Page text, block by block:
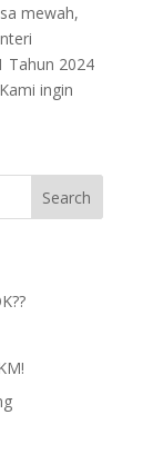
mewah,
Tahun 2024
ingin
Search